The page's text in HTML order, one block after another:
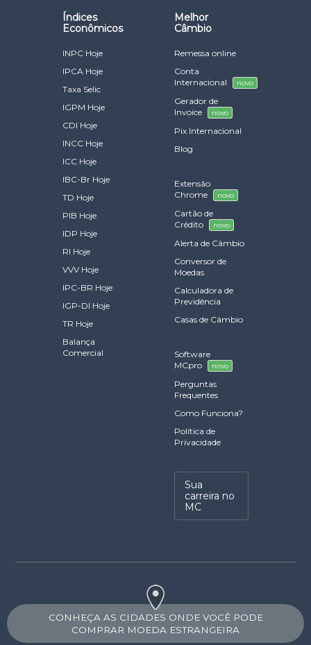
Índices
Econômicos
INPC Hoje
IPCA Hoje
Taxa Selic
IGPM Hoje
CDI Hoje
INCC Hoje
ICC Hoje
IBC-Br Hoje
TD Hoje
PIB Hoje
IDP Hoje
RI Hoje
VVV Hoje
IPC-BR Hoje
IGP-DI Hoje
TR Hoje
Balança
Comercial
Melhor
Câmbio
Remessa online
Conta
Internacional
novo
Gerador de
Invoice
novo
Pix Internacional
Blog
Extensão
Chrome
novo
Cartão de
Crédito
novo
Alerta de Câmbio
Conversor de
Moedas
Calculadora de
Previdência
Casas de Câmbio
Software
MCpro
novo
Perguntas
Frequentes
Como Funciona?
Política de
Privacidade
Sua
carreira no
MC
CONHEÇA AS CIDADES ONDE VOCÊ PODE
COMPRAR MOEDA ESTRANGEIRA